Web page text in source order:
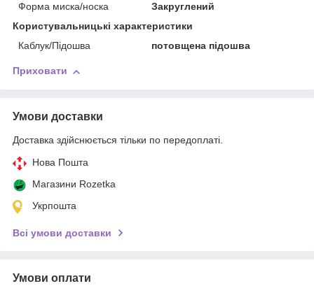
Форма миска/носка
Закруглений
Користувальницькі характеристики
Каблук/Підошва
потовщена підошва
Приховати
Умови доставки
Доставка здійснюється тільки по передоплаті.
Нова Пошта
Магазини Rozetka
Укрпошта
Всі умови доставки
Умови оплати